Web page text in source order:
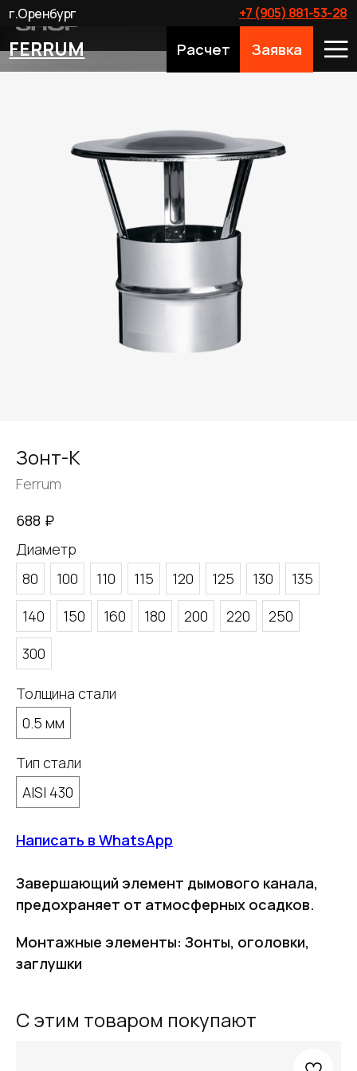
FERRUM Расчет Заявка
+7 (905) 881-53-28
г.Оренбург
Зонт-К
Ferrum
688 ₽
Диаметр
80
100 110 115 120 125 130
135
140
150 160 180 200 220
250
300
Толщина стали
0.5 мм
Тип стали
AISI 430
Написать в WhatsApp
Завершающий элемент дымового канала,
предохраняет от атмосферных осадков.
Монтажные элементы: Зонты, оголовки,
заглушки
С этим товаром покупают